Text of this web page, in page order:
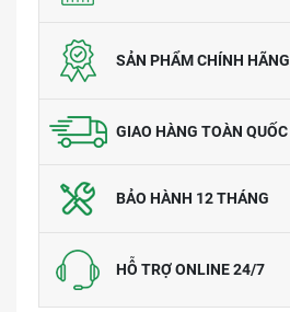
SẢN PHẨM CHÍNH HÃNG
GIAO HÀNG TOÀN QUỐC
BẢO HÀNH 12 THÁNG
HỖ TRỢ ONLINE 24/7